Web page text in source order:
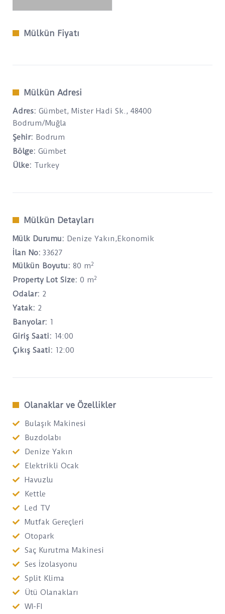
Mülkün Fiyatı
Mülkün Adresi
Adres: Gümbet, Mister Hadi Sk., 48400
Bodrum/Muğla
Şehir: Bodrum
Bölge: Gümbet
Ülke: Turkey
Mülkün Detayları
Mülk Durumu: Denize Yakın,Ekonomik
İlan No: 33627
Mülkün Boyutu: 80 m2
Property Lot Size: 0 m2
Odalar: 2
Yatak: 2
Banyolar: 1
Giriş Saati: 14:00
Çıkış Saati: 12:00
Olanaklar ve Özellikler
Bulaşık Makinesi
Buzdolabı
Denize Yakın
Elektrikli Ocak
Havuzlu
Kettle
Led TV
Mutfak Gereçleri
Otopark
Saç Kurutma Makinesi
Ses İzolasyonu
Split Klima
Ütü Olanakları
WI-FI